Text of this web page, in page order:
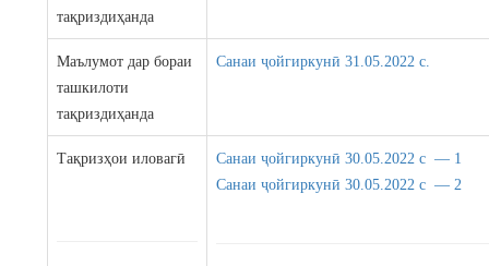
тақриздиҳанда
Маълумот дар бораи
ташкилоти
тақриздиҳанда
Санаи ҷойгиркунӣ 31.05.2022 c.
Тақризҳои иловагӣ
Санаи ҷойгиркунӣ 30.05.2022 c — 1
Санаи ҷойгиркунӣ 30.05.2022 c — 2